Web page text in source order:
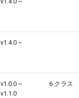
v1.4.0 ~
v1.0.0 ~
v1.1.0
6 クラス